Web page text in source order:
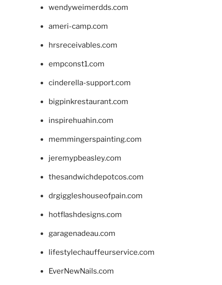
wendyweimerdds.com
ameri-camp.com
hrsreceivables.com
empconst1.com
cinderella-support.com
bigpinkrestaurant.com
inspirehuahin.com
memmingerspainting.com
jeremypbeasley.com
thesandwichdepotcos.com
drgiggleshouseofpain.com
hotflashdesigns.com
garagenadeau.com
lifestylechauffeurservice.com
EverNewNails.com